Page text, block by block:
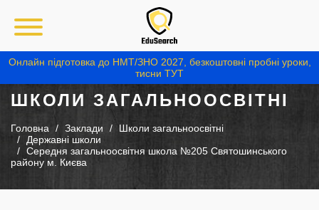
Онлайн підготовка до НМТ/ЗНО 2027, безкоштовні пробні уроки,
тисни ТУТ
ШКОЛИ ЗАГАЛЬНООСВІТНІ
Головна Заклади
Школи загальноосвітні
Державні школи
Середня загальноосвітня школа №205 Святошинського
району м. Києва